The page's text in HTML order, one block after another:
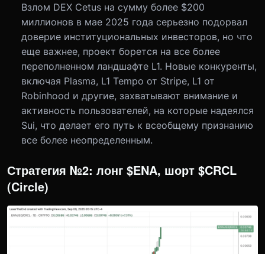
Взлом DEX Cetus на сумму более $200
миллионов в мае 2025 года серьезно подорвал
доверие институциональных инвесторов, но что
еще важнее, проект борется на все более
переполненном ландшафте L1. Новые конкуренты,
включая Plasma, L1 Tempo от Stripe, L1 от
Robinhood и другие, захватывают внимание и
активность пользователей, на которые надеялся
Sui, что делает его путь к всеобщему признанию
все более неопределенным.
Стратегия №2: лонг $ENA, шорт $CRCL
(Circle)